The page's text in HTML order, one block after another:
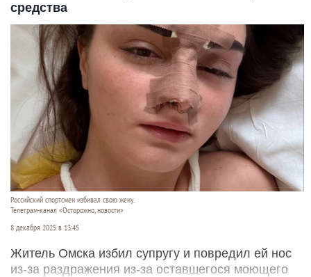
средства
Российский спортсмен избивал свою жену.
Телеграм-канал «Осторожно, новости»
8 декабря 2025 в 13:45
Житель Омска избил супругу и повредил ей нос
из-за раздражения из-за оставшегося моющего